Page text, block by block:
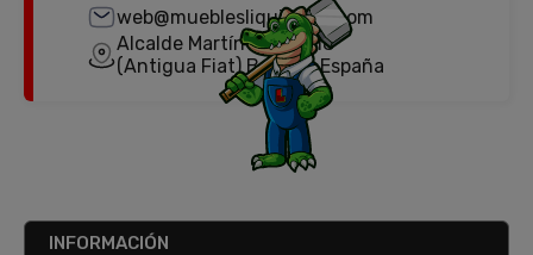
web@mueblesliquidator.com
Alcalde Martín Cobos, 18
(Antigua Fiat) Burgos, España
INFORMACIÓN